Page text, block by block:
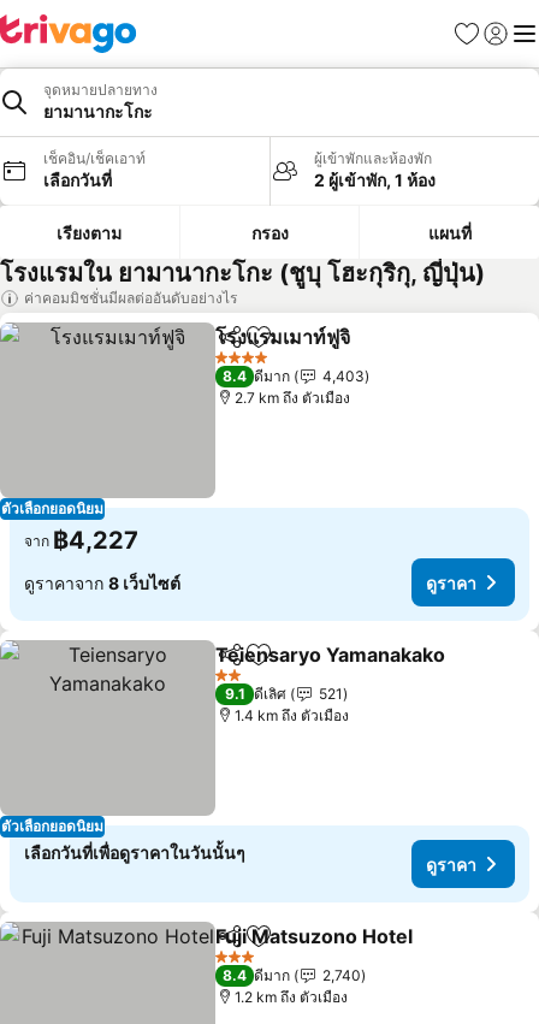
รายการโป
เข้าสู่ร
เมนู
จุดหมายปลายทาง
ยามานากะโกะ
เช็คอิน/เช็คเอาท์
เลือกวันที่
ผู้เข้าพักและห้องพัก
2 ผู้เข้าพัก, 1 ห้อง
เรียงตาม กรอง แผนที่
โรงแรมใน ยามานากะโกะ (ชูบุ โฮะกุริกุ, ญี่ปุ่น)
ค่าคอมมิชชั่นมีผลต่ออันดับอย่างไร
ตัวเลือกยอดนิยม
แชร์ เพิ่มในรายการโปรด
โรงแรมเมาท์ฟูจิ
4 ดาว
8.4 ดีมาก
4,403
2.7 km ถึง ตัวเมือง
จาก ฿4,227
ดูราคาจาก 8 เว็บไซต์ ดูราคา
ตัวเลือกยอดนิยม
แชร์ เพิ่มในรายการโปรด
Teiensaryo Yamanakako
2 ดาว
9.1 ดีเลิศ
521
1.4 km ถึง ตัวเมือง
เลือกวันที่เพื่อดูราคาในวันนั้นๆ
ดูราคา
แชร์ เพิ่มในรายการโปรด
Fuji Matsuzono Hotel
3 ดาว
8.4 ดีมาก
2,740
1.2 km ถึง ตัวเมือง